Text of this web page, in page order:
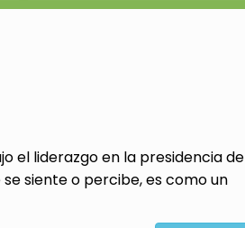
el liderazgo en la presidencia de
siente o percibe, es como un